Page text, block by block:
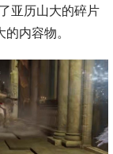
亚历山大的碎片
内容物。